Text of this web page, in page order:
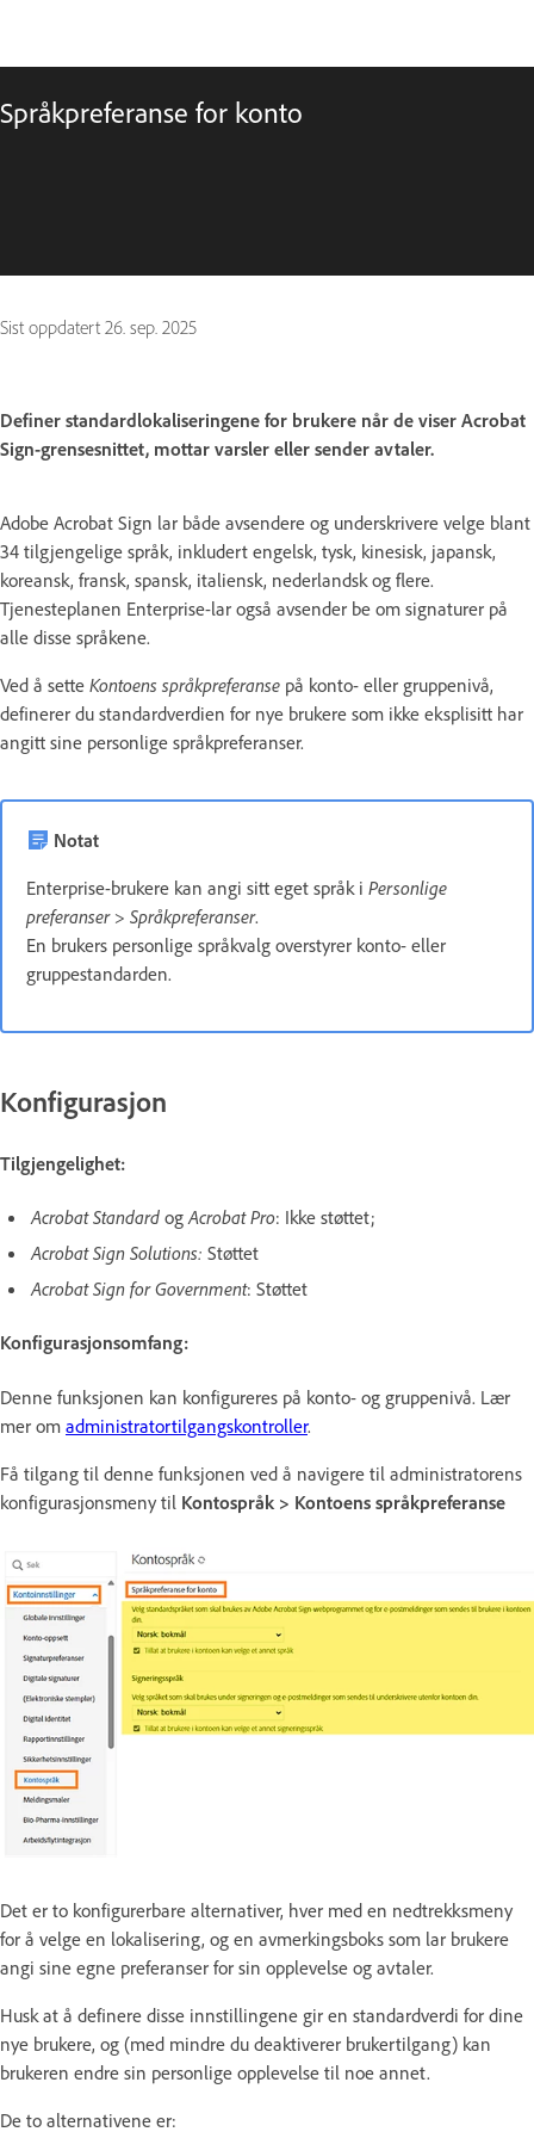
Språkpreferanse for konto
Sist oppdatert 26. sep. 2025
Definer standardlokaliseringene for brukere når de viser Acrobat
Sign-grensesnittet, mottar varsler eller sender avtaler.
Adobe Acrobat Sign lar både avsendere og underskrivere velge blant
34 tilgjengelige språk, inkludert engelsk, tysk, kinesisk, japansk,
koreansk, fransk, spansk, italiensk, nederlandsk og flere.
Tjenesteplanen Enterprise-lar også avsender be om signaturer på
alle disse språkene.
Ved å sette Kontoens språkpreferanse på konto- eller gruppenivå,
definerer du standardverdien for nye brukere som ikke eksplisitt har
angitt sine personlige språkpreferanser.
Notat
Enterprise-brukere kan angi sitt eget språk i Personlige
preferanser> Språkpreferanser.
En brukers personlige språkvalg overstyrer konto- eller
gruppestandarden.
Konfigurasjon
Tilgjengelighet:
Acrobat Standard og Acrobat Pro: Ikke støttet;
Acrobat Sign Solutions: Støttet
Acrobat Sign for Government: Støttet
Konfigurasjonsomfang:
Denne funksjonen kan konfigureres på konto- og gruppenivå. Lær
mer om administratortilgangskontroller.
Få tilgang til denne funksjonen ved å navigere til administratorens
konfigurasjonsmeny til Kontospråk > Kontoens språkpreferanse
Det er to konfigurerbare alternativer, hver med en nedtrekksmeny
for å velge en lokalisering, og en avmerkingsboks som lar brukere
angi sine egne preferanser for sin opplevelse og avtaler.
Husk at å definere disse innstillingene gir en standardverdi for dine
nye brukere, og (med mindre du deaktiverer brukertilgang) kan
brukeren endre sin personlige opplevelse til noe annet.
De to alternativene er: